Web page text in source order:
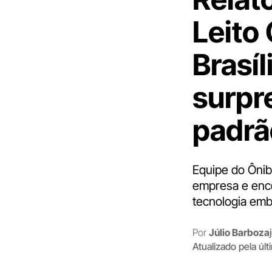
Leito
Equipe do
empresa e
tecnologia
Por Júlio Barboza
Atualizado pela